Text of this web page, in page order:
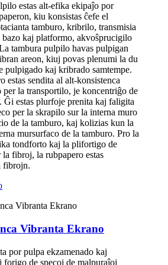
estas alt-efika ekipaĵo por
kiu konsistas ĉefe el
tamburo, kribrilo, transmisia
bazo kaj platformo, akvoŝprucigilo
tambura pulpilo havas pulpigan
areon, kiuj povas plenumi la du
pulpigado kaj kribrado samtempe.
estas sendita al alt-konsistenca
per la transportilo, je koncentriĝo de
Ĝi estas plurfoje prenita kaj faligita
per la skrapilo sur la interna muro
de la tamburo, kaj kolizias kun la
mursurfaco de la tamburo. Pro la
tondforto kaj la plifortigo de
fibroj, la rubpapero estas
fibrojn.
Vibranta Ekrano
por pulpa ekzamenado kaj
forigo de specoj de malpuraĵoj